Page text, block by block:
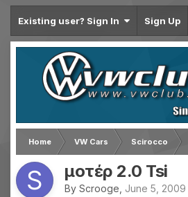
Existing user? Sign In Sign Up
Home VW Cars Scirocco
μοτέρ 2.0 Tsi
By Scrooge June 5, 2009